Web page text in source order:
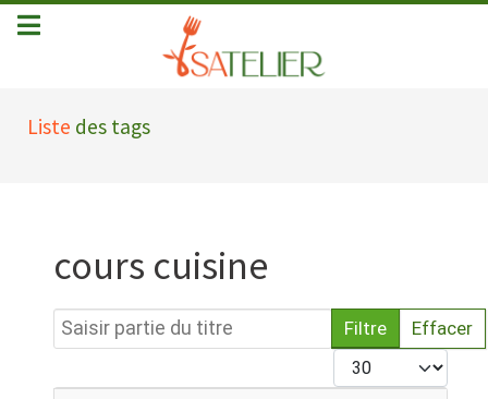
Liste des tags
cours cuisine
Saisir partie du titre Filtre
Effacer
Afficher #